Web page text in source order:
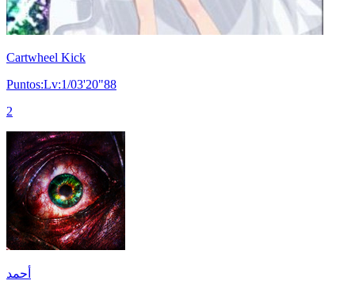
Cartwheel Kick
Puntos:Lv:1/03'20"88
2
أحمد